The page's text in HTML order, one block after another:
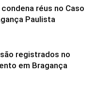
réus no Caso
Paulista
registrados no
em Bragança